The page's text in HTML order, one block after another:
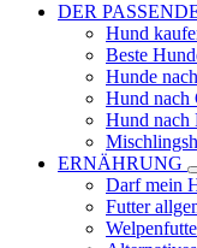
DER
Hund
Beste
Hunde
Hund nach
Hund nach
ERNÄHRUNG
Darf mein
Futter